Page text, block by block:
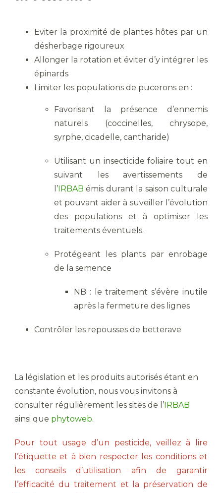
Eviter la proximité de plantes hôtes par un
désherbage rigoureux
Allonger la rotation et éviter d’y intégrer les
épinards
Limiter les populations de pucerons en :
Favorisant la présence d’ennemis
naturels (coccinelles, chrysope,
syrphe, cicadelle, cantharide)
Utilisant un insecticide foliaire tout en
suivant les avertissements de
l’ IRBAB émis durant la saison culturale
et pouvant aider à suveiller l’évolution
des populations et à optimiser les
traitements éventuels.
Protégeant les plants par enrobage
de la semence
NB : le traitement s’évère inutile
après la fermeture des lignes
Contrôler les repousses de betterave
La législation et les produits autorisés étant en
constante évolution, nous vous invitons à
consulter régulièrement les sites de l’ IRBAB
ainsi que phytoweb.
Pour tout usage d’un pesticide, veillez à lire
l’étiquette et à bien respecter les conditions et
les conseils d’utilisation afin de garantir
l’efficacité du traitement et la préservation de